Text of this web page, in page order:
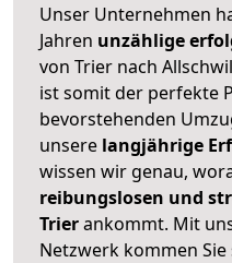
Unser Unternehmen
Jahren unzählige
von Trier nach
ist somit der perfekte
bevorstehenden
unsere langjährige
wissen wir genau,
reibungslosen und
Trierankommt. Mit
Netzwerk kommen Sie